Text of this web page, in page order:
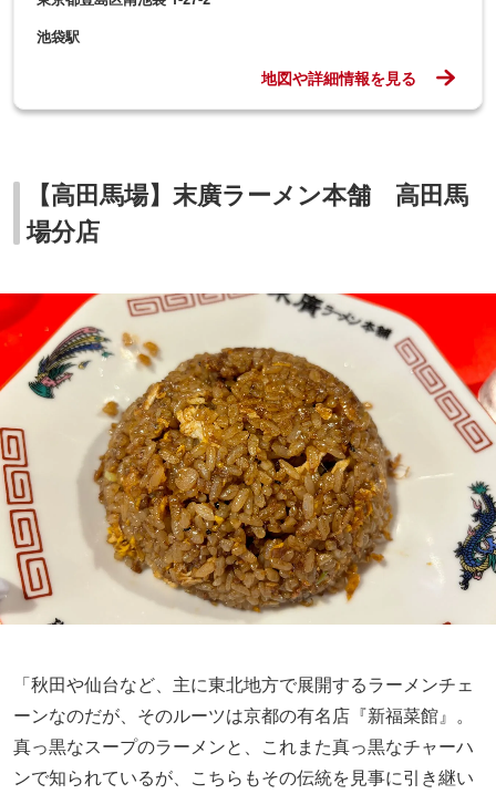
池袋駅
地図や詳細情報を見る
【高田馬場】末廣ラーメン本舗 高田馬
場分店
「秋田や仙台など、主に東北地方で展開するラーメンチェ
ーンなのだが、そのルーツは京都の有名店『新福菜館』。
真っ黒なスープのラーメンと、これまた真っ黒なチャーハ
ンで知られているが、こちらもその伝統を見事に引き継い